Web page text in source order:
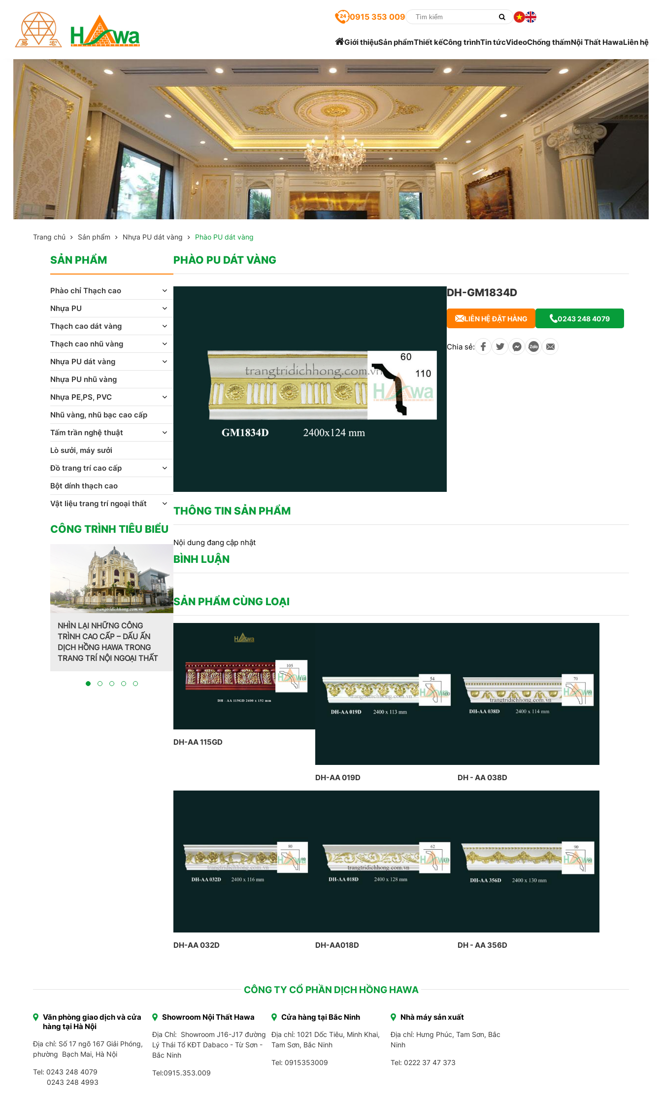
0915 353 009
Giới thiệuSản phẩmThiết kếCông trìnhTin tứcVideoChống thấmNội Thất HawaLiên hệ
Trang chủ Sản phẩm Nhựa PU dát vàng Phào PU dát vàng
PHÀO PU DÁT VÀNG
DH-GM1834D
LIÊN HỆ ĐẶT HÀNG 0243 248 4079
Chia sẻ:
THÔNG TIN SẢN PHẨM
Nội dung đang cập nhật
BÌNH LUẬN
SẢN PHẨM CÙNG LOẠI
DH-AA 115GD
DH-AA 019D DH - AA 038D
DH-AA 032D DH-AA018D DH - AA 356D
SẢN PHẨM
Phào chỉ Thạch cao
Nhựa PU
Thạch cao dát vàng
Thạch cao nhũ vàng
Nhựa PU dát vàng
Nhựa PU nhũ vàng
Nhựa PE,PS, PVC
Nhũ vàng, nhũ bạc cao cấp
Tấm trần nghệ thuật
Lò sưởi, máy sưởi
Đồ trang trí cao cấp
Bột dính thạch cao
Vật liệu trang trí ngoại thất
CÔNG TRÌNH TIÊU BIỂU
Trang trí nội thất theo phong
cách Pháp do CT CP Dịch
Hồng Hawa thiết kế, thi công
MẪU PHÀO CHỈ THẠCH CAO -
CT CP DỊCH HỒNG HAWA
THỰC HIỆN TẠI PENHOUSE
BẮC NINH
PHONG CÁCH TRANG TRÍ NỘI
THẤT PHÁP
Hồng Hawa thiết kế và thi công
NHÌN LẠI NHỮNG CÔNG
CÔNG TY CỔ PHẦN DỊCH HỒNG HAWA
Văn phòng giao dịch và cửa
hàng tại Hà Nội
Địa chỉ: Số 17 ngõ 167 Giải Phóng,
phường Bạch Mai, Hà Nội
Tel: 0243 248 4079
0243 248 4993
Showroom Nội Thất Hawa
Địa Chỉ: Showroom J16-J17 đường
Lý Thái Tổ KĐT Dabaco - Từ Sơn -
Bắc Ninh
Tel:0915.353.009
Cửa hàng tại Bắc Ninh
Địa chỉ: 1021 Dốc Tiêu, Minh Khai,
Tam Sơn, Bắc Ninh
Tel: 0915353009
Nhà máy sản xuất
Địa chỉ: Hưng Phúc, Tam Sơn, Bắc
Ninh
Tel: 0222 37 47 373